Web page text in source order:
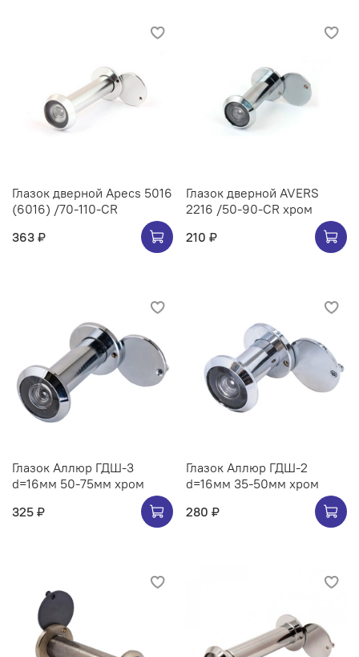
Глазок дверной Apecs 5016
(6016) /70-110-CR
363 ₽
Глазок дверной AVERS
2216 /50-90-CR хром
210 ₽
Глазок Аллюр ГДШ-3
d=16мм 50-75мм хром
325 ₽
Глазок Аллюр ГДШ-2
d=16мм 35-50мм хром
280 ₽